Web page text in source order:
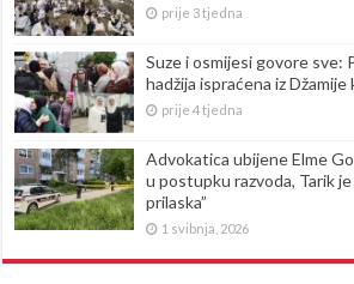
prije 3 tjedna
Suze i osmijesi govore sve:
hadžija ispraćena iz Džamije
prije 4 tjedna
Advokatica ubijene Elme
u postupku razvoda, Tarik
prilaska”
1 svibnja, 2026